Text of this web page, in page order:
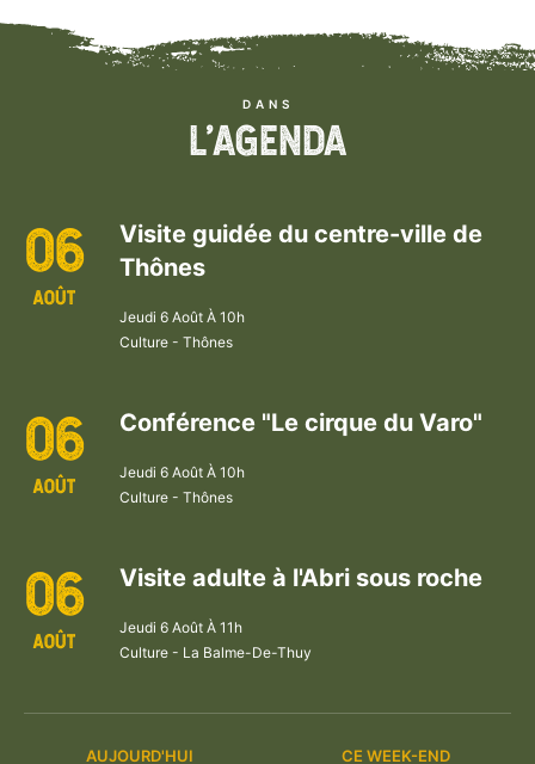
DANS
L'AGENDA
06
AOÛT
Visite guidée du centre-ville de
Thônes
Jeudi 6 Août À 10h
Culture - Thônes
06
AOÛT
Conférence "Le cirque du Varo"
Jeudi 6 Août À 10h
Culture - Thônes
06
AOÛT
Visite adulte à l'Abri sous roche
Jeudi 6 Août À 11h
Culture - La Balme-De-Thuy
AUJOURD'HUI CE WEEK-END